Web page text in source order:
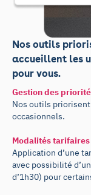
Nos outils
accueillent les
pour vous.
Gestion des
Nos outils
occasionnels.
Modalités
Application d’une
avec possibilité
d’1h30) pour